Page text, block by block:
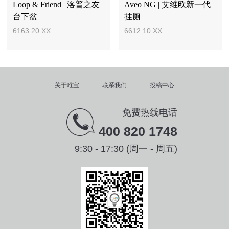
Loop & Friend | 洛普之友
台下盆
6163 20 XX
Aveo NG | 艾维欧新一代
挂厕
6612 10 XX
关于唯宝 联系我们 投稿中心
免费热线电话
400 820 1748
9:30 - 17:30 (周一 - 周五)